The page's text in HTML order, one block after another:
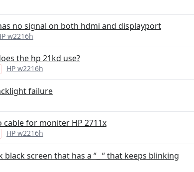
no signal on both hdmi and displayport
w2216h
the hp 21kd use?
HP w2216h
failure
cable for moniter HP 2711x
HP w2216h
black screen that has a “_ “ that keeps blinking